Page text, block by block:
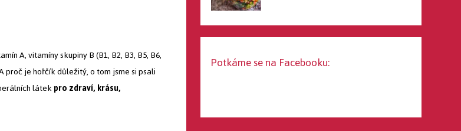
A, vitamíny skupiny B (B1, B2, B3, B5, B6,
proč je hořčík důležitý, o tom jsme si psali
látekpro zdraví, krásu,
Potkáme se na Facebooku: